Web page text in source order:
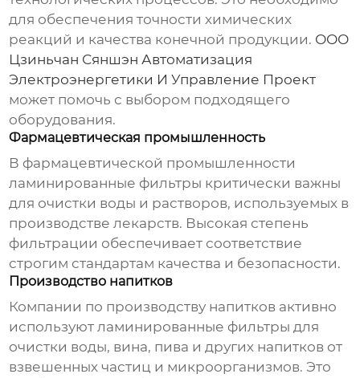
для обеспечения точности химических
реакций и качества конечной продукции. ООО
Цзиньчан Сяншэн Автоматизация
Электроэнергетики И Управление Проект
может помочь с выбором подходящего
оборудования.
Фармацевтическая промышленность
В фармацевтической промышленности
ламинированные фильтры критически важны
для очистки воды и растворов, используемых в
производстве лекарств. Высокая степень
фильтрации обеспечивает соответствие
строгим стандартам качества и безопасности.
Производство напитков
Компании по производству напитков активно
используютламинированные фильтры для
очистки воды, вина, пива и других напитков от
взвешенных частиц и микроорганизмов. Это